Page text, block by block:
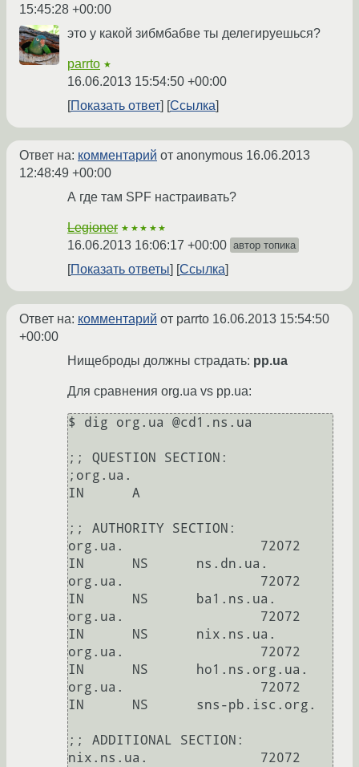
15:45:28 +00:00
это у какой зибмбабве ты делегируешься?
parrto ★
16.06.2013 15:54:50 +00:00
Показать ответ
Ссылка
Ответ на: комментарий от anonymous 16.06.2013
12:48:49 +00:00
А где там SPF настраивать?
Legioner ★★★★★
16.06.2013 16:06:17 +00:00 автор топика
Показать ответы Ссылка
Ответ на: комментарий от parrto 16.06.2013 15:54:50
+00:00
Нищеброды должны страдать: pp.ua
Для сравнения org.ua vs pp.ua:
$ dig org.ua @cd1.ns.ua
;; QUESTION SECTION:
;org.ua.
IN      A
;; AUTHORITY SECTION:
org.ua.                 72072
IN      NS      ns.dn.ua.
org.ua.                 72072
IN      NS      ba1.ns.ua.
org.ua.                 72072
IN      NS      nix.ns.ua.
org.ua.                 72072
IN      NS      ho1.ns.org.ua.
org.ua.                 72072
IN      NS      sns-pb.isc.org.
;; ADDITIONAL SECTION:
nix.ns.ua.              72072